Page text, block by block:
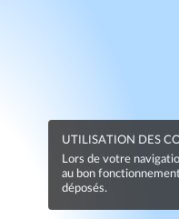
UTILISATION DES
Lors de votre
au bon
déposés.